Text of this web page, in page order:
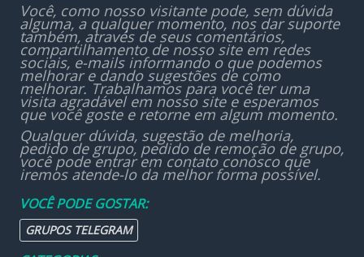
Você, como nosso visitante pode, sem dúvida
alguma, a qualquer momento, nos dar suporte
também, através de seus comentários,
compartilhamento de nosso site em redes
sociais, e-mails informando o que podemos
melhorar e dando sugestões de como
melhorar. Trabalhamos para você ter uma
visita agradável em nosso site e esperamos
que você goste e retorne em algum momento.
Qualquer dúvida, sugestão de melhoria,
pedido de grupo, pedido de remoção de grupo,
você pode entrar em contato conosco que
iremos atende-lo da melhor forma possível.
VOCÊ PODE GOSTAR:
GRUPOS TELEGRAM